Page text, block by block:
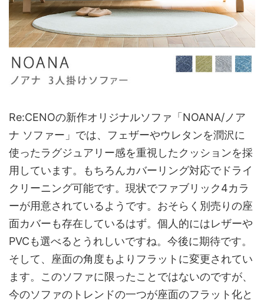
Re:CENOの新作オリジナルソファ「NOANA/ノア
ナ ソファー」では、フェザーやウレタンを潤沢に
使ったラグジュアリー感を重視したクッションを採
用しています。もちろんカバーリング対応でドライ
クリーニング可能です。現状でファブリック4カラ
ーが用意されているようです。おそらく別売りの座
面カバーも存在しているはず。個人的にはレザーや
PVCも選べるとうれしいですね。今後に期待です。
そして、座面の角度もよりフラットに変更されてい
ます。このソファに限ったことではないのですが、
今のソファのトレンドの一つが座面のフラット化と